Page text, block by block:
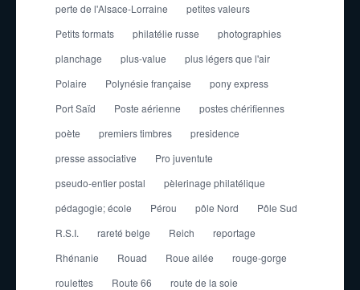
perte de l'Alsace-Lorraine
petites valeurs
Petits formats
philatélie russe
photographies
planchage
plus-value
plus légers que l'air
Polaire
Polynésie française
pony express
Port Saïd
Poste aérienne
postes chérifiennes
poète
premiers timbres
presidence
presse associative
Pro juventute
pseudo-entier postal
pèlerinage philatélique
pédagogie; école
Pérou pôle Nord
Pôle Sud
R.S.I.
rareté belge Reich
reportage
Rhénanie
Rouad Roue ailée
rouge-gorge
roulettes
Route 66
route de la soie